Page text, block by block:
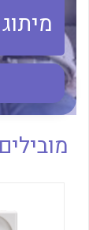
לכל
מובילים